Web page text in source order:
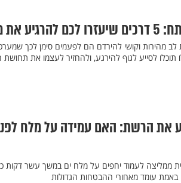
העצבים
לב מהירות וקושי להירדם הם לפעמים סימן לכך
לסייע לגוף להירגע, ולהחזיר לעצמו את תחושת
את הרשת: האם עמידה על מלח
ממליצה לעמוד יחפים על מלח ים במשך עשר דקות
באמת עומד מאחורי ההבטחות הגדולות